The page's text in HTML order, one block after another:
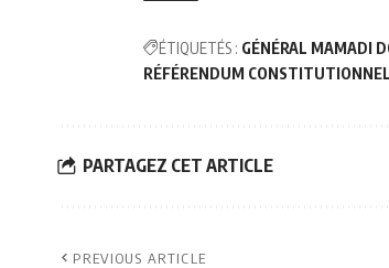
ÉTIQUETÉS : GÉNÉRAL MAMADI
RÉFÉRENDUM CONSTITUTIONNEL
PARTAGEZ CET ARTICLE
PREVIOUS ARTICLE